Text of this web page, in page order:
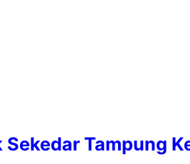
Tampung